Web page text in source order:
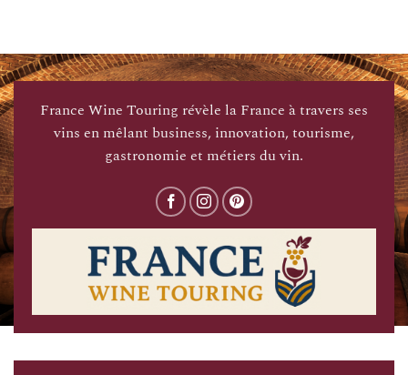
France Wine Touring révèle la France à travers ses
vins en mêlant business, innovation, tourisme,
gastronomie et métiers du vin.